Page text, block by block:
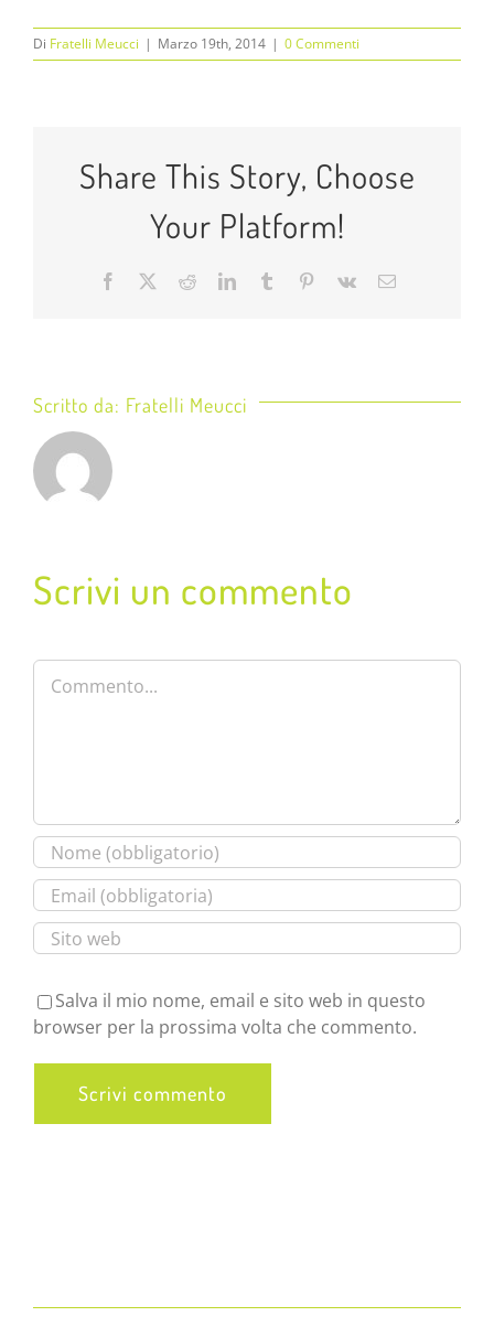
Di Fratelli Meucci | Marzo 19th, 2014 | 0 Commenti
Share This Story, Choose
Your Platform!
Facebook RedditLinkedInTumblr Pinterest
Vk Email
Scritto da: Fratelli Meucci
Scrivi un commento
Commento
Salva il mio nome, email e sito web in questo
browser per la prossima volta che commento.